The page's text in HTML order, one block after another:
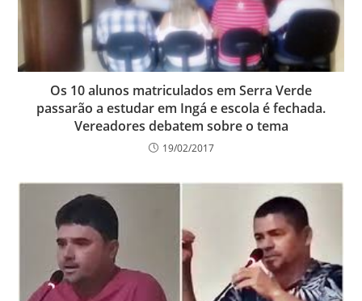
Os 10 alunos matriculados em Serra Verde
passarão a estudar em Ingá e escola é fechada.
Vereadores debatem sobre o tema
19/02/2017